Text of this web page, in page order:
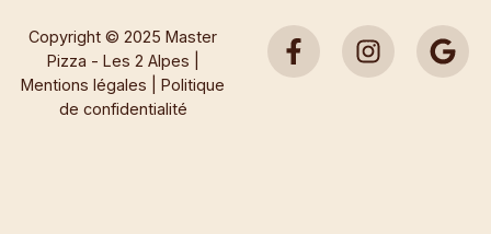
Copyright © 2025 Master
Pizza - Les 2 Alpes |
Mentions légales
Politique
de confidentialité